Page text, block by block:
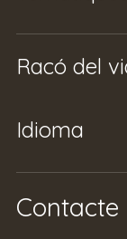
Racó del
Idioma
Contacte